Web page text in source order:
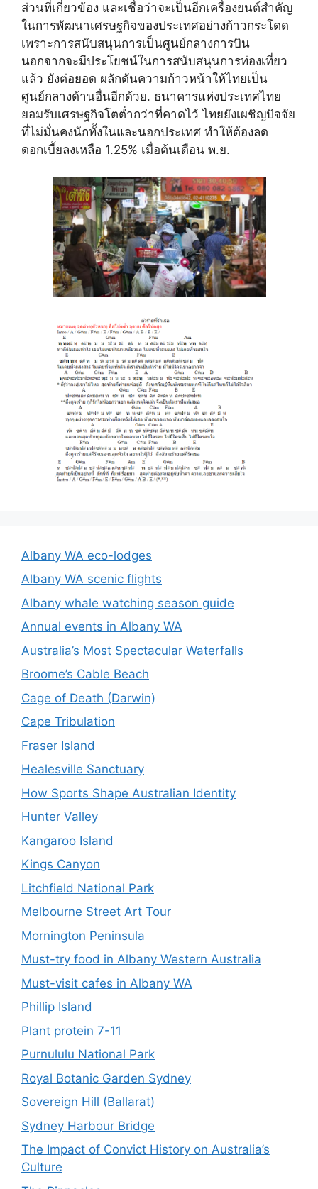
ส่วนที่เกี่ยวข้อง และเชื่อว่าจะเป็นอีกเครื่องยนต์สำคัญ
ในการพัฒนาเศรษฐกิจของประเทศอย่างก้าวกระโดด
เพราะการสนับสนุนการเป็นศูนย์กลางการบิน
นอกจากจะมีประโยชน์ในการสนับสนุนการท่องเที่ยว
แล้ว ยังต่อยอด ผลักดันความก้าวหน้าให้ไทยเป็น
ศูนย์กลางด้านอื่นอีกด้วย. ธนาคารแห่งประเทศไทย
ยอมรับเศรษฐกิจโตต่ำกว่าที่คาดไว้ ไทยยังเผชิญปัจจัย
ที่ไม่มั่นคงนักทั้งในและนอกประเทศ ทำให้ต้องลด
ดอกเบี้ยลงเหลือ 1.25% เมื่อต้นเดือน พ.ย.
Albany WA eco-lodges
Albany WA scenic flights
Albany whale watching season guide
Annual events in Albany WA
Australia’s Most Spectacular Waterfalls
Broome’s Cable Beach
Cage of Death (Darwin)
Cape Tribulation
Fraser Island
Healesville Sanctuary
How Sports Shape Australian Identity
Hunter Valley
Kangaroo Island
Kings Canyon
Litchfield National Park
Melbourne Street Art Tour
Mornington Peninsula
Must-try food in Albany Western Australia
Must-visit cafes in Albany WA
Phillip Island
Plant protein 7-11
Purnululu National Park
Royal Botanic Garden Sydney
Sovereign Hill (Ballarat)
Sydney Harbour Bridge
The Impact of Convict History on Australia’s
Culture